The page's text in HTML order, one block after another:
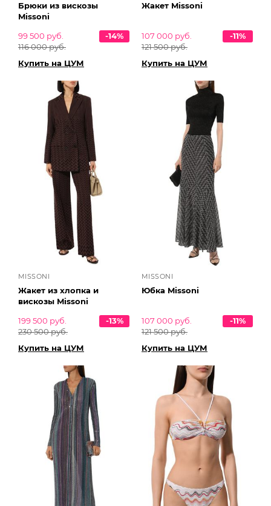
Брюки из вискозы
Missoni
99 500 руб.
116 000 руб.
-14%
Купить на ЦУМ
Жакет Missoni
107 000 руб.
121 500 руб.
-11%
Купить на ЦУМ
MISSONI
Жакет из хлопка и
вискозы Missoni
199 500 руб.
230 500 руб.
-13%
Купить на ЦУМ
MISSONI
Юбка Missoni
107 000 руб.
121 500 руб.
-11%
Купить на ЦУМ